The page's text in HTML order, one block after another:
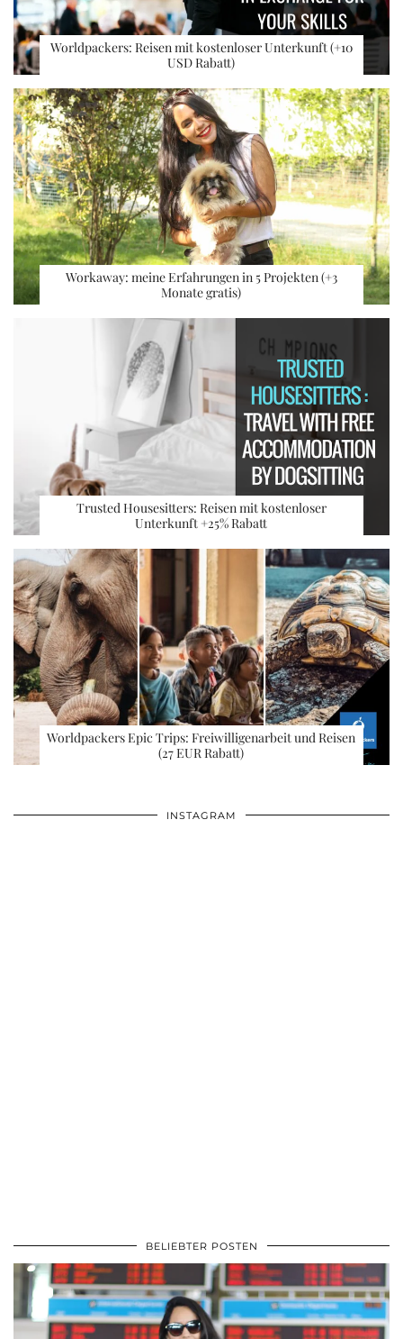
Worldpackers: Reisen mit kostenloser Unterkunft (+10
USD Rabatt)
Workaway: meine Erfahrungen in 5 Projekten (+3
Monate gratis)
Trusted Housesitters: Reisen mit kostenloser
Unterkunft +25% Rabatt
Worldpackers Epic Trips: Freiwilligenarbeit und Reisen
(27 EUR Rabatt)
INSTAGRAM
BELIEBTER POSTEN